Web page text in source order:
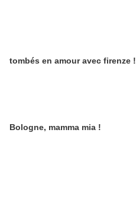
tombés en amour avec firenze !
Bologne, mamma mia !